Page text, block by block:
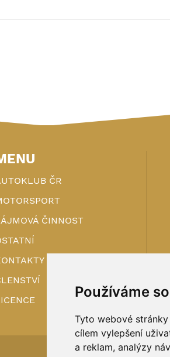
Používáme
Tyto webové
cílem vylepšení
a reklam, analýzy
ČR
ČINNOST